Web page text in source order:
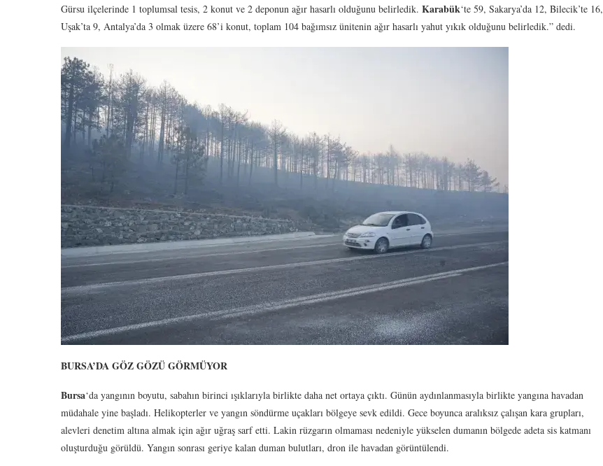
Gürsu ilçelerinde 1 toplumsal tesis, 2 konut ve 2 deponun ağır hasarlı olduğunu belirledik. Karabük‘te 59, Sakarya’da 12, Bilecik’te 16,
Uşak’ta 9, Antalya’da 3 olmak üzere 68’i konut, toplam 104 bağımsız ünitenin ağır hasarlı yahut yıkık olduğunu belirledik.” dedi.
BURSA’DA GÖZ GÖZÜ GÖRMÜYOR
Bursa‘da yangının boyutu, sabahın birinci ışıklarıyla birlikte daha net ortaya çıktı. Günün aydınlanmasıyla birlikte yangına havadan
müdahale yine başladı. Helikopterler ve yangın söndürme uçakları bölgeye sevk edildi. Gece boyunca aralıksız çalışan kara grupları,
alevleri denetim altına almak için ağır uğraş sarf etti. Lakin rüzgarın olmaması nedeniyle yükselen dumanın bölgede adeta sis katmanı
oluşturduğu görüldü. Yangın sonrası geriye kalan duman bulutları, dron ile havadan görüntülendi.